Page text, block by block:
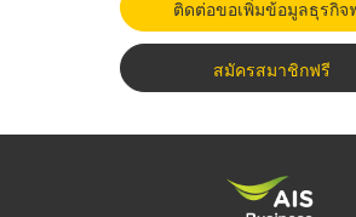
ติดต่อขอเพิ่มข้อมูลธุรกิจ
สมัครสมาชิกฟรี